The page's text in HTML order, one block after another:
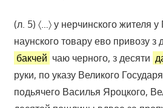
(л. 5) 〈…〉 у нерчинского жителя
наунского товару ево привозу з
бакчей чаю черного, з десяти
руки, по указу Великого
подьячего Василья Яроцкого,